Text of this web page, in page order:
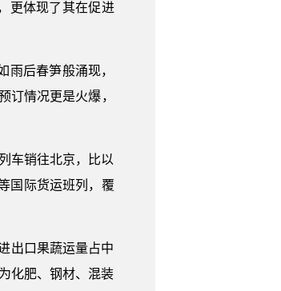
更体现了其在促进
后春笋般涌现，
订情况更是火爆，
车销往北京，比以
国际货运班列，覆
出口果蔬运量占中
化肥、钢材、混装